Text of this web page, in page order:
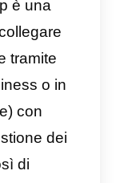
da
in questo
mostrare i 3
del